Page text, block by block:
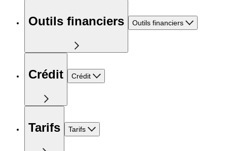
Outils financiers Outils financiers
Crédit Crédit
Tarifs Tarifs